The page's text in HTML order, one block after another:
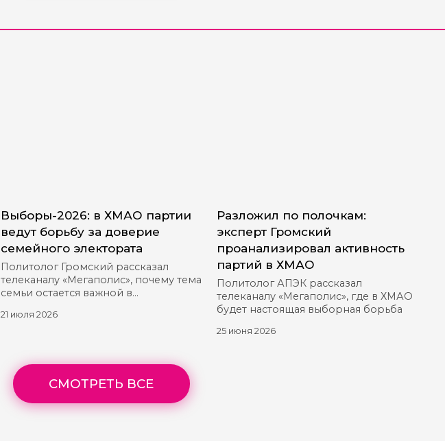
Выборы-2026: в ХМАО партии
ведут борьбу за доверие
семейного электората
Политолог Громский рассказал
телеканалу «Мегаполис», почему тема
семьи остается важной в
21 июля 2026
Разложил по полочкам:
эксперт Громский
проанализировал активность
партий в ХМАО
Политолог АПЭК рассказал
телеканалу «Мегаполис», где в ХМАО
будет настоящая выборная борьба
25 июня 2026
СМОТРЕТЬ ВСЕ